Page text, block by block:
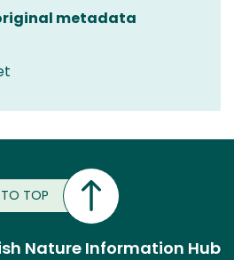
metadata
TOP
Nature Information Hub